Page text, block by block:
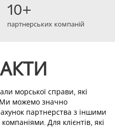
10+
партнерських компаній
морської справи, які
Ми можемо значно
партнерства з іншими
Для клієнтів, які